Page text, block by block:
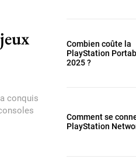
conquis
Combien coûte la
PlayStation
2025 ?
Comment se
PlayStation